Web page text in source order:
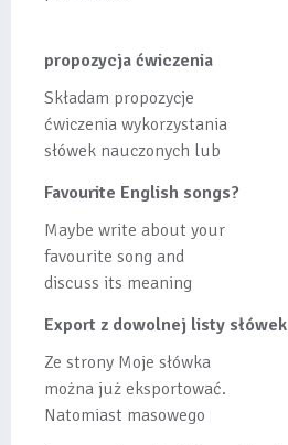
propozycja ćwiczenia
Składam propozycje
ćwiczenia wykorzystania
słówek nauczonych lub
tez ze wszys...
Favourite English songs?
Maybe write about your
favourite song and
discuss its meaning
Export z dowolnej listy słówek
Ze strony Moje słówka
można już eksportować.
Natomiast masowego